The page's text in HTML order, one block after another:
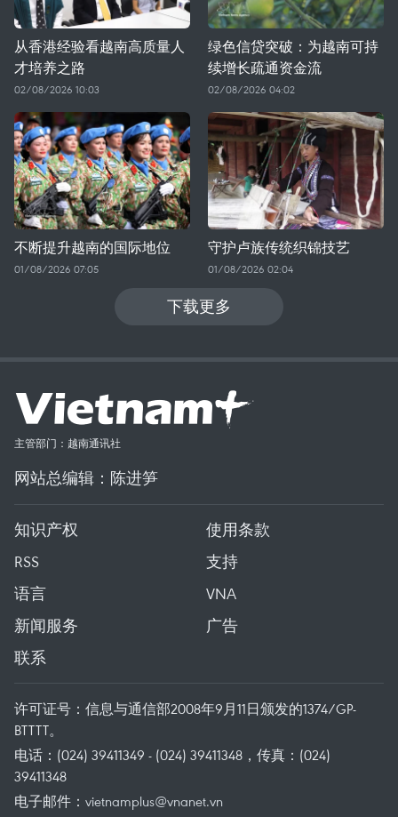
从香港经验看越南高质量人
才培养之路
02/08/2026 10:03
绿色信贷突破：为越南可持
续增长疏通资金流
02/08/2026 04:02
不断提升越南的国际地位
01/08/2026 07:05
守护卢族传统织锦技艺
01/08/2026 02:04
下载更多
主管部门：越南通讯社
网站总编辑：陈进笋
知识产权
使用条款
RSS
支持
语言
VNA
新闻服务
广告
联系
许可证号：信息与通信部2008年9月11日颁发的1374/GP-
BTTTT。
电话：(024) 39411349 - (024) 39411348，传真：(024)
39411348
电子邮件： vietnamplus@vnanet.vn